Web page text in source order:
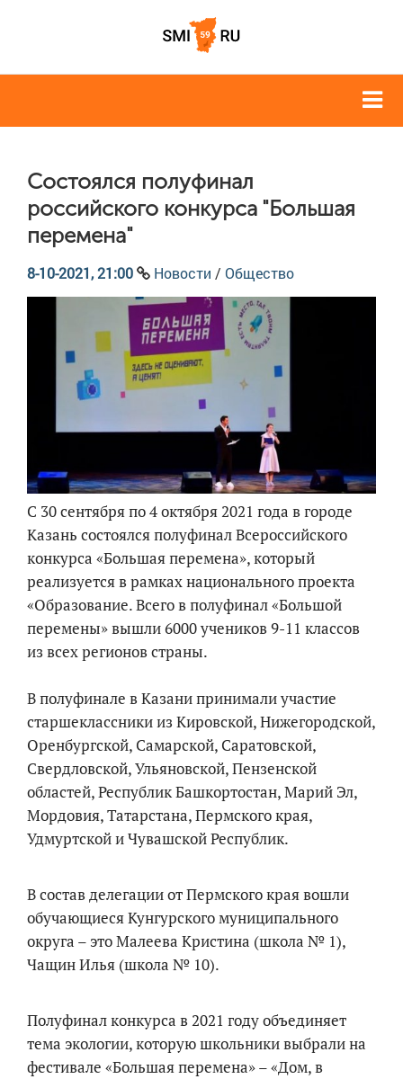
Состоялся полуфинал
российского конкурса "Большая
перемена"
8-10-2021, 21:00 Новости / Общество
С 30 сентября по 4 октября 2021 года в городе
Казань состоялся полуфинал Всероссийского
конкурса «Большая перемена», который
реализуется в рамках национального проекта
«Образование. Всего в полуфинал «Большой
перемены» вышли 6000 учеников 9-11 классов
из всех регионов страны.
В полуфинале в Казани принимали участие
старшеклассники из Кировской, Нижегородской,
Оренбургской, Самарской, Саратовской,
Свердловской, Ульяновской, Пензенской
областей, Республик Башкортостан, Марий Эл,
Мордовия, Татарстана, Пермского края,
Удмуртской и Чувашской Республик.
В состав делегации от Пермского края вошли
обучающиеся Кунгурского муниципального
округа – это Малеева Кристина (школа № 1),
Чащин Илья (школа № 10).
Полуфинал конкурса в 2021 году объединяет
тема экологии, которую школьники выбрали на
фестивале «Большая перемена» – «Дом, в